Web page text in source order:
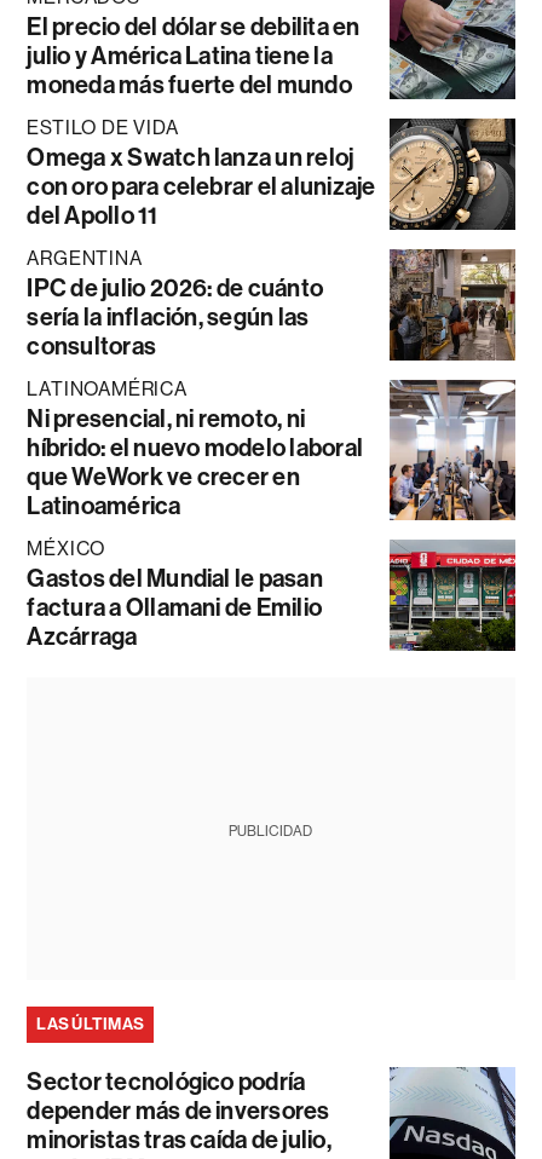
El precio del dólar se debilita en
julio y América Latina tiene la
moneda más fuerte del mundo
ESTILO DE VIDA
Omega x Swatch lanza un reloj
con oro para celebrar el alunizaje
del Apollo 11
ARGENTINA
IPC de julio 2026: de cuánto
sería la inflación, según las
consultoras
LATINOAMÉRICA
Ni presencial, ni remoto, ni
híbrido: el nuevo modelo laboral
que WeWork ve crecer en
Latinoamérica
MÉXICO
Gastos del Mundial le pasan
factura a Ollamani de Emilio
Azcárraga
PUBLICIDAD
LAS ÚLTIMAS
Sector tecnológico podría
depender más de inversores
minoristas tras caída de julio,